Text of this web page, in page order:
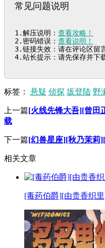
常见问题说明
1.解压说明： 查看攻略！
2.密码错误： 查看说明！
3.链接失效：请在评论区留
4.站长提示：请先保存并下
标签： 悬疑 侦探 坂登陆 野
上一篇[火线先锋大吾][曾田
载
下一篇[幻兽星座][秋乃茉莉
相关文章
[毒药伯爵][由贵香织